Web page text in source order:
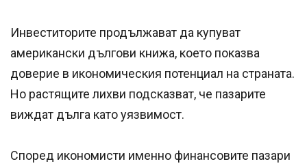
Инвеститорите продължават да купуват
американски дългови книжа, което показва
доверие в икономическия потенциал на страната.
Но растящите лихви подсказват, че пазарите
виждат дълга като уязвимост.
Според икономисти именно финансовите пазари